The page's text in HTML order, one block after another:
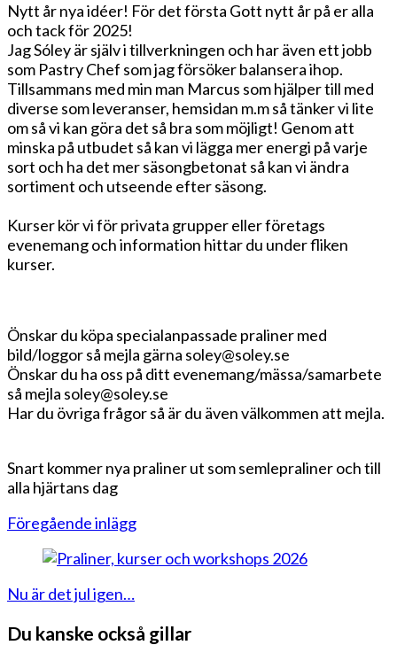
Nytt år nya idéer! För det första Gott nytt år på er alla
och tack för 2025!
Jag Sóley är själv i tillverkningen och har även ett jobb
som Pastry Chef som jag försöker balansera ihop.
Tillsammans med min man Marcus som hjälper till med
diverse som leveranser, hemsidan m.m så tänker vi lite
om så vi kan göra det så bra som möjligt! Genom att
minska på utbudet så kan vi lägga mer energi på varje
sort och ha det mer säsongbetonat så kan vi ändra
sortiment och utseende efter säsong.
Kurser kör vi för privata grupper eller företags
evenemang och information hittar du under fliken
kurser.
Önskar du köpa specialanpassade praliner med
bild/loggor så mejla gärna soley@soley.se
Önskar du ha oss på ditt evenemang/mässa/samarbete
så mejla soley@soley.se
Har du övriga frågor så är du även välkommen att mejla.
Snart kommer nya praliner ut som semlepraliner och till
alla hjärtans dag
Inläggsnavigering
Föregående inlägg
Nu är det jul igen…
Du kanske också gillar